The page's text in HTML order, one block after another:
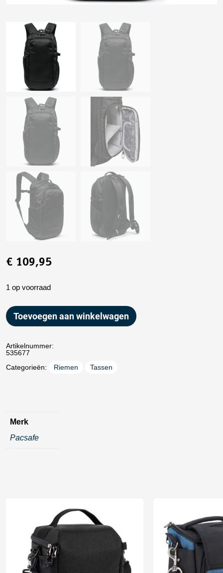
€ 109,95
1 op voorraad
Toevoegen aan winkelwagen
Artikelnummer:
535677
Categorieën:
Riemen Tassen
Merk
Pacsafe